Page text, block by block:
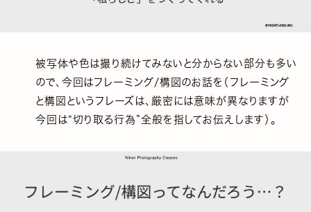
被写体や色は撮り続けてみないと分からない部分も多い
ので、今回はフレーミング/構図のお話を（フレーミング
と構図というフレーズは、厳密には意味が異なりますが
今回は“切り取る行為”全般を指してお伝えします）。